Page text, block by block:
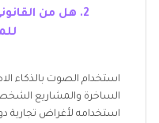
2. هل من
استخدام الصوت بالذكاء
الساخرة والمشاريع
استخدامه لأغراض تجارية